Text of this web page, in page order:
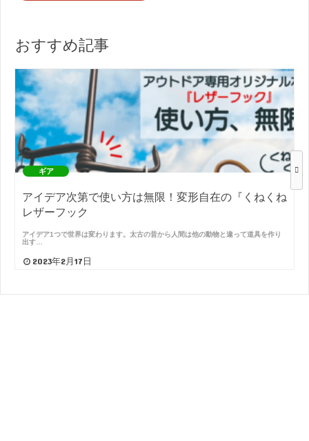
おすすめ記事
ギア
アイデア次第で使い方は無限！変形自在の『くねくね
レザーフック
アイデア1つで世界は変わります。太古の昔から人間は他の動物と違って道具を作り
出す…
2023年2月17日